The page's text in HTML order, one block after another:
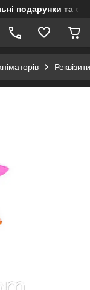
подарунки та